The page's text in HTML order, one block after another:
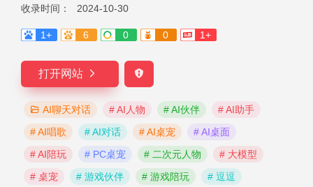
收录时间：
2024-10-30
1+ 6 0 0 1+
打开网站
AI聊天对话 # AI人物 # AI伙伴
# AI助手
# AI唱歌
# AI对话 # AI桌宠
# AI桌面
# AI陪玩
# PC桌宠 # 二次元人物
# 大模型
# 桌宠
# 游戏伙伴 # 游戏陪玩
# 逗逗